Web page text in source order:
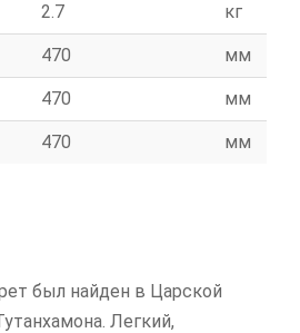
2.7 кг
470 мм
470 мм
470 мм
был найден в Царской
Легкий,